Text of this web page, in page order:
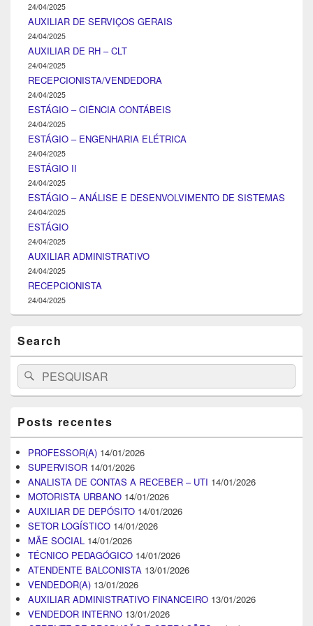
24/04/2025
AUXILIAR DE SERVIÇOS GERAIS
24/04/2025
AUXILIAR DE RH – CLT
24/04/2025
RECEPCIONISTA/VENDEDORA
24/04/2025
ESTÁGIO – CIÊNCIA CONTÁBEIS
24/04/2025
ESTÁGIO – ENGENHARIA ELÉTRICA
24/04/2025
ESTÁGIO II
24/04/2025
ESTÁGIO – ANÁLISE E DESENVOLVIMENTO DE SISTEMAS
24/04/2025
ESTÁGIO
24/04/2025
AUXILIAR ADMINISTRATIVO
24/04/2025
RECEPCIONISTA
24/04/2025
Search
Search
for:
Pesquisar
Posts recentes
PROFESSOR(A) 14/01/2026
SUPERVISOR 14/01/2026
ANALISTA DE CONTAS A RECEBER – UTI 14/01/2026
MOTORISTA URBANO 14/01/2026
AUXILIAR DE DEPÓSITO 14/01/2026
SETOR LOGÍSTICO 14/01/2026
MÃE SOCIAL 14/01/2026
TÉCNICO PEDAGÓGICO 14/01/2026
ATENDENTE BALCONISTA 13/01/2026
VENDEDOR(A) 13/01/2026
AUXILIAR ADMINISTRATIVO FINANCEIRO 13/01/2026
VENDEDOR INTERNO 13/01/2026